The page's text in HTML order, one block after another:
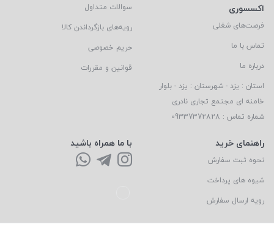
اکسسوری
فرصت‌های شغلی
تماس با ما
درباره ما
استان : یزد - شهرستان : یزد - بلوار
خامنه ای مجتمع تجاری نادری
شماره تماس : 09337372828
سوالات متداول
رویه‌های بازگرداندن کالا
حریم خصوصی
قوانین و مقررات
راهنمای خرید
نحوه ثبت سفارش
شیوه های پرداخت
رویه ارسال سفارش
با ما همراه باشید